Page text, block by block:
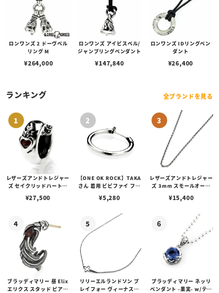
ロンワンズ 2 ドーヴベル
リング M
¥264,000
ロンワンズ アイビスベル/
ジャンプリングペンダント
¥147,840
ロンワンズ IDリングペン
ダント
¥26,400
ランキング 全ブランドを見る
レザーズアンドトレジャー
ズ セイクリッドハートピ
¥27,500
【ONE OK ROCK】TAKA
さん 着用 ビビファイ フー
¥5,280
レザーズアンドトレジャー
ズ 3mm スモールオーバ
ブスタークラスプ＆LTロ
¥15,400
ブラッディマリー 昼 Elix
エリクス スタッド ピアス
リリーエルランドソン プ
レイフォー ヴィーナスチ
ブラッディマリー ネッリ
ペンダント -果実- w/ティ